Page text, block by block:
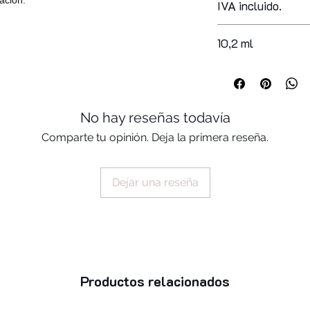
acid/neopentyl
copolymer, acetyl
acrylates
dibenzoate,
IVA incluido.
10,2 ml
No hay reseñas todavía
Comparte tu opinión. Deja la primera reseña.
Dejar una reseña
Productos relacionados